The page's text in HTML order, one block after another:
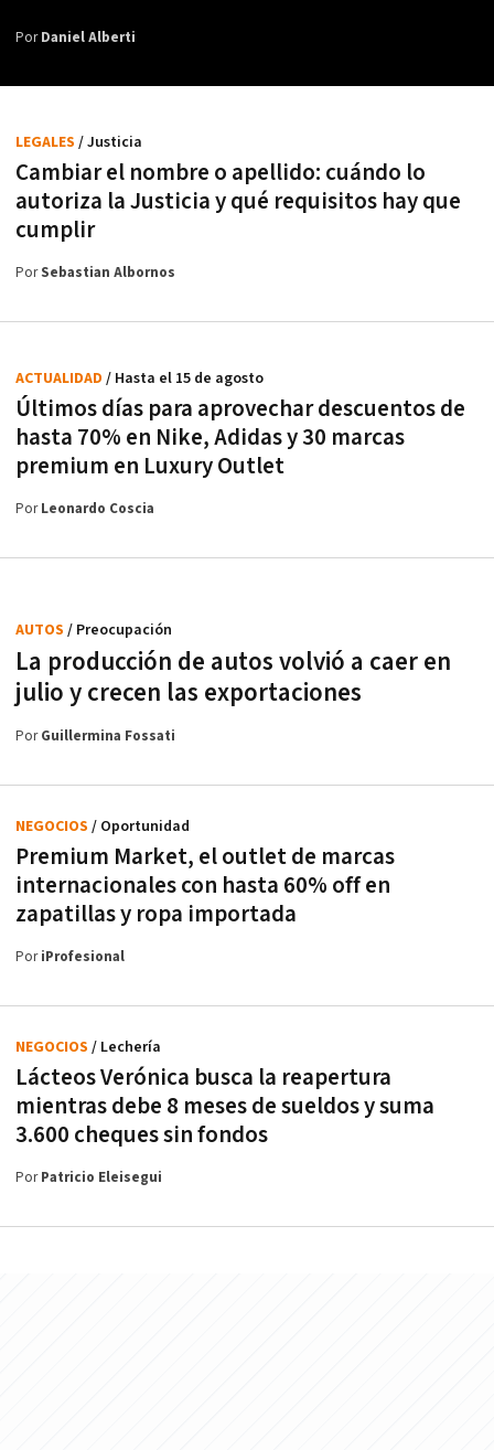
PorDaniel Alberti
Cambiar el nombre o apellido: cuándo lo
autoriza la Justicia y qué requisitos hay que
cumplir
LEGALES / Justicia
PorSebastian Albornos
Últimos días para aprovechar descuentos de
hasta 70% en Nike, Adidas y 30 marcas
premium en Luxury Outlet
ACTUALIDAD / Hasta el 15 de agosto
PorLeonardo Coscia
La producción de autos volvió a caer en
julio y crecen las exportaciones
AUTOS / Preocupación
PorGuillermina Fossati
Premium Market, el outlet de marcas
internacionales con hasta 60% off en
zapatillas y ropa importada
NEGOCIOS / Oportunidad
PoriProfesional
Lácteos Verónica busca la reapertura
mientras debe 8 meses de sueldos y suma
3.600 cheques sin fondos
NEGOCIOS / Lechería
PorPatricio Eleisegui